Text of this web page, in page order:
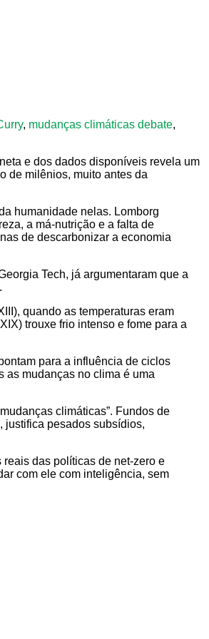
, mudanças climáticas debate,
e dos dados disponíveis revela um
de milênios, muito antes da
humanidade nelas. Lomborg
a má-nutrição e a falta de
de descarbonizar a economia
Tech, já argumentaram que a
quando as temperaturas eram
trouxe frio intenso e fome para a
para a influência de ciclos
as mudanças no clima é uma
climáticas”. Fundos de
justifica pesados subsídios,
das políticas de net-zero e
com ele com inteligência, sem